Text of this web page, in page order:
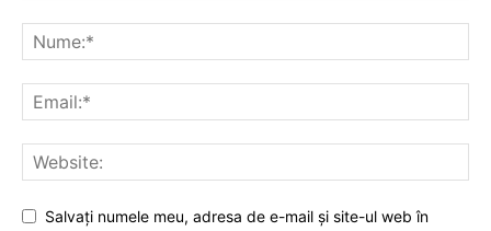
Salvați numele meu, adresa de e-mail și site-ul web în